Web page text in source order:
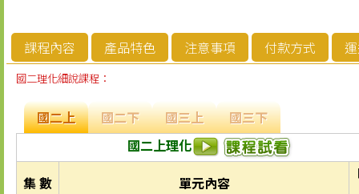
課程內容 產品特色 注意事項 付款方式
國二理化細說課程：
國二上 國二下 國三上
國三下
國二上理化
集 數
單元內容